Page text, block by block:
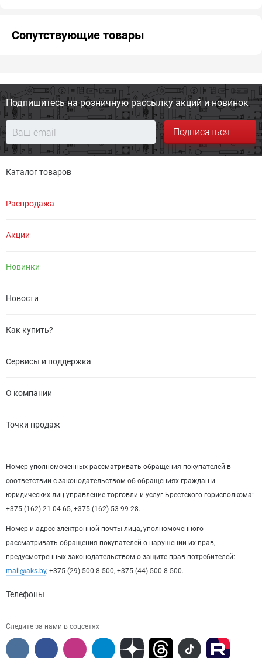
Сопутствующие товары
Подпишитесь на розничную рассылку акций и новинок
Подписаться
Каталог товаров
Распродажа
Акции
Новинки
Новости
Как купить?
Сервисы и поддержка
О компании
Точки продаж
Номер уполномоченных рассматривать обращения покупателей в
соответствии с законодательством об обращениях граждан и
юридических лиц управление торговли и услуг Брестского горисполкома:
+375 (162) 21 04 65, +375 (162) 53 99 28.
Номер и адрес электронной почты лица, уполномоченного
рассматривать обращения покупателей о нарушении их прав,
предусмотренных законодательством о защите прав потребителей:
mail@aks.by, +375 (29) 500 8 500, +375 (44) 500 8 500.
Телефоны
Следите за нами в соцсетях